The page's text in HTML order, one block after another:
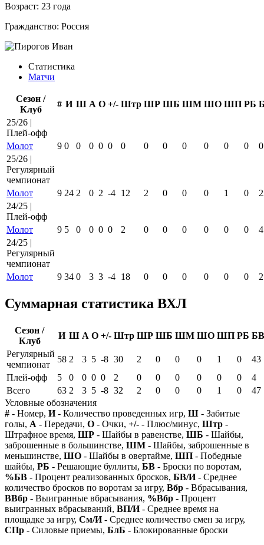
Возраст: 23 года
Гражданство: Россия
Статистика
Матчи
Сезон /
Клуб
# И Ш А О +/- Штр ШР ШБ ШМ ШО ШП РБ
25/26 |
Плей-офф
Молот
9 0 0 0 0 0 0 0 0 0 0 0 0
0
25/26 |
Регулярный
чемпионат
Молот
9 24 2 0 2 -4 12 2 0 0 0 1 0
24/25 |
Плей-офф
Молот
9 5 0 0 0 0 2 0 0 0 0 0 0
4
24/25 |
Регулярный
чемпионат
Молот
9 34 0 3 3 -4 18 0 0 0 0 0 0
Суммарная статистика ВХЛ
Сезон /
Клуб
И Ш А О +/- Штр ШР ШБ ШМ ШО ШП РБ БВ
Регулярный
чемпионат
58 2 3 5 -8 30 2 0 0 0 1 0
43
Плей-офф
5 0 0 0 0 2 0 0 0 0 0 0
4
Всего
63 2 3 5 -8 32 2 0 0 0 1 0
47
Условные обозначения
# - Номер, И- Количество проведенных игр, Ш - Забитые
голы, А - Передачи, О - Очки, +/- - Плюс/минус, Штр -
Штрафное время, ШР - Шайбы в равенстве, ШБ - Шайбы,
заброшенные в большинстве, ШМ - Шайбы, заброшенные в
меньшинстве, ШО - Шайбы в овертайме, ШП - Победные
шайбы, РБ - Решающие буллиты, БВ - Броски по воротам,
%БВ - Процент реализованных бросков, БВ/И- Среднее
количество бросков по воротам за игру, Вбр - Вбрасывания,
ВВбр - Выигранные вбрасывания, %Вбр - Процент
выигранных вбрасываний, ВП/И- Среднее время на
площадке за игру, См/И- Среднее количество смен за игру,
СПр - Силовые приемы, БлБ - Блокированные броски